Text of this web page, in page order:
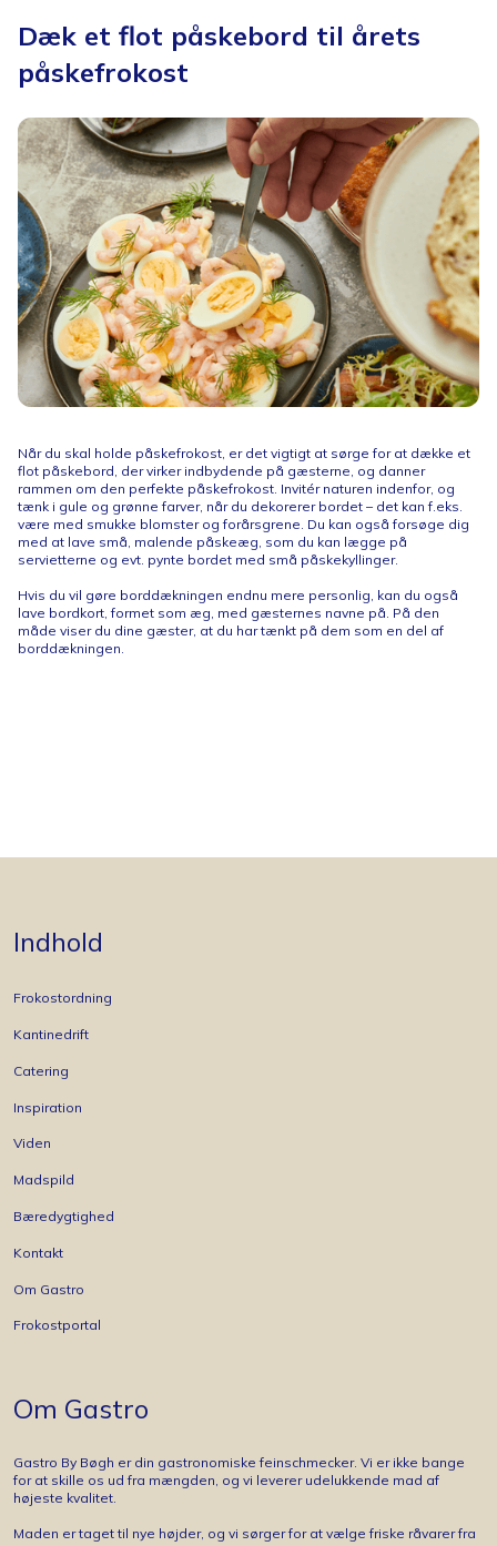
Dæk et flot påskebord til årets
påskefrokost
Når du skal holde påskefrokost, er det vigtigt at sørge for at dække et
flot påskebord, der virker indbydende på gæsterne, og danner
rammen om den perfekte påskefrokost. Invitér naturen indenfor, og
tænk i gule og grønne farver, når du dekorerer bordet – det kan f.eks.
være med smukke blomster og forårsgrene. Du kan også forsøge dig
med at lave små, malende påskeæg, som du kan lægge på
servietterne og evt. pynte bordet med små påskekyllinger.
Hvis du vil gøre borddækningen endnu mere personlig, kan du også
lave bordkort, formet som æg, med gæsternes navne på. På den
måde viser du dine gæster, at du har tænkt på dem som en del af
borddækningen.
Om Gastro
Gastro By Bøgh er din gastronomiske feinschmecker. Vi er ikke bange
for at skille os ud fra mængden, og vi leverer udelukkende mad af
højeste kvalitet.
Maden er taget til nye højder, og vi sørger for at vælge friske råvarer fra
Indhold
Frokostordning
Kantinedrift
Catering
Inspiration
Viden
Madspild
Bæredygtighed
Kontakt
Om Gastro
Frokostportal